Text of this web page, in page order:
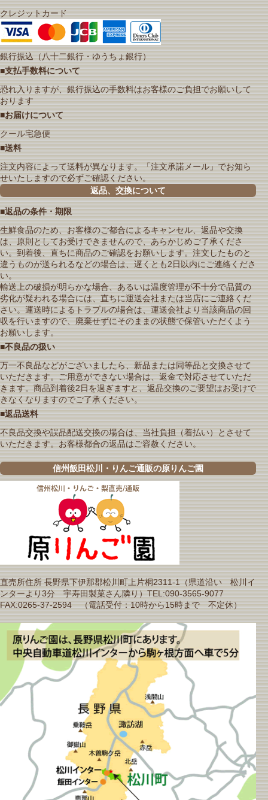
クレジットカード
銀行振込（八十二銀行・ゆうちょ銀行）
■支払手数料について
恐れ入りますが、銀行振込の手数料はお客様のご負担でお願いして
おります
■お届けについて
クール宅急便
■送料
注文内容によって送料が異なります。「注文承諾メール」でお知ら
せいたしますので必ずご確認ください。
返品、交換について
■返品の条件・期限
生鮮食品のため、お客様のご都合によるキャンセル、返品や交換
は、原則としてお受けできませんので、あらかじめご了承くださ
い。到着後、直ちに商品のご確認をお願いします。注文したものと
違うものが送られるなどの場合は、遅くとも2日以内にご連絡くださ
い。
輸送上の破損が明らかな場合、あるいは温度管理が不十分で品質の
劣化が疑われる場合には、直ちに運送会社または当店にご連絡くだ
さい。運送時によるトラブルの場合は、運送会社より当該商品の回
収を行いますので、廃棄せずにそのままの状態で保管いただくよう
お願いします。
■不良品の扱い
万一不良品などがございましたら、新品または同等品と交換させて
いただきます。ご用意ができない場合は、返金で対応させていただ
きます。商品到着後2日を過ぎますと、返品交換のご要望はお受けで
きなくなりますのでご了承ください。
■返品送料
不良品交換や誤品配送交換の場合は、当社負担（着払い）とさせて
いただきます。お客様都合の返品はご容赦ください。
信州飯田松川・りんご通販の原りんご園
直売所住所 長野県下伊那郡松川町上片桐2311-1（県道沿い 松川イ
ンターより3分 宇寿田製菓さん隣り）TEL:090-3565-9077
FAX:0265-37-2594 （電話受付：10時から15時まで 不定休）